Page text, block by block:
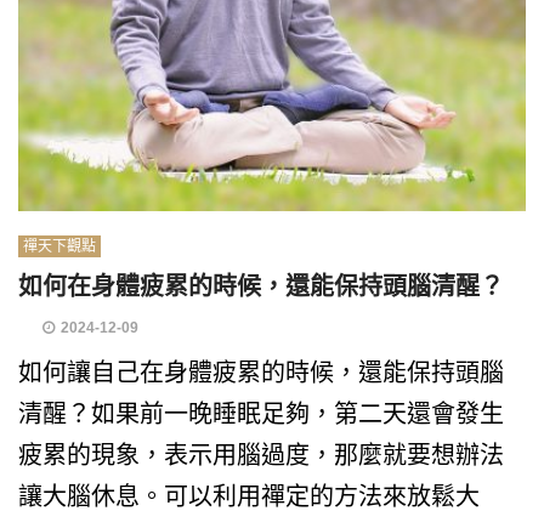
禪天下觀點
如何在身體疲累的時候，還能保持頭腦清醒？
2024-12-09
如何讓自己在身體疲累的時候，還能保持頭腦
清醒？如果前一晚睡眠足夠，第二天還會發生
疲累的現象，表示用腦過度，那麼就要想辦法
讓大腦休息。可以利用禪定的方法來放鬆大